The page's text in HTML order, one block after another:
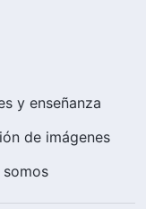
y enseñanza
de imágenes
somos